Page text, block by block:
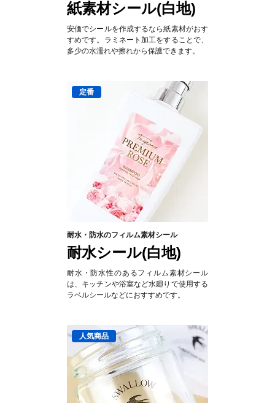
紙素材シール(白地)
安価でシールを作成するなら紙素材がおす
すめです。ラミネート加工をすることで、
多少の水濡れや擦れから保護できます。
耐水・防水のフィルム素材シール
耐水シール(白地)
耐水・防水性のあるフィルム素材シール
は、キッチンや浴室など水廻りで使用する
ラベルシールなどにおすすめです。